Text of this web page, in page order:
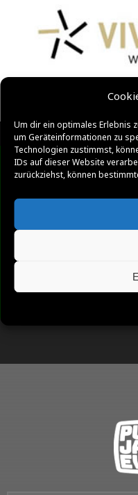
Um dir ein optimales Erlebnis
um Geräteinformationen zu
Technologien zustimmst,
IDs auf dieser Website
zurückziehst, können